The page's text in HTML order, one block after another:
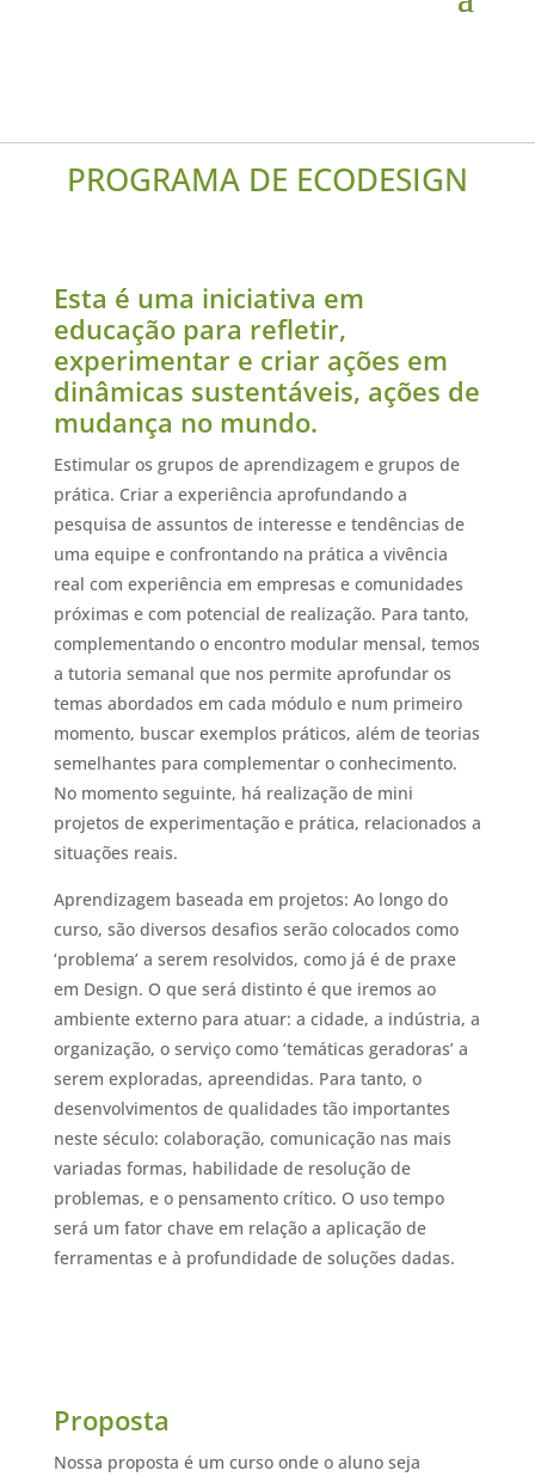
PROGRAMA DE ECODESIGN
Esta é uma iniciativa em
educação para refletir,
experimentar e criar ações em
dinâmicas sustentáveis, ações de
mudança no mundo.
Estimular os grupos de aprendizagem e grupos de
prática. Criar a experiência aprofundando a
pesquisa de assuntos de interesse e tendências de
uma equipe e confrontando na prática a vivência
real com experiência em empresas e comunidades
próximas e com potencial de realização. Para tanto,
complementando o encontro modular mensal, temos
a tutoria semanal que nos permite aprofundar os
temas abordados em cada módulo e num primeiro
momento, buscar exemplos práticos, além de teorias
semelhantes para complementar o conhecimento.
No momento seguinte, há realização de mini
projetos de experimentação e prática, relacionados a
situações reais.
Aprendizagem baseada em projetos: Ao longo do
curso, são diversos desafios serão colocados como
‘problema’ a serem resolvidos, como já é de praxe
em Design. O que será distinto é que iremos ao
ambiente externo para atuar: a cidade, a indústria, a
organização, o serviço como ‘temáticas geradoras’ a
serem exploradas, apreendidas. Para tanto, o
desenvolvimentos de qualidades tão importantes
neste século: colaboração, comunicação nas mais
variadas formas, habilidade de resolução de
problemas, e o pensamento crítico. O uso tempo
será um fator chave em relação a aplicação de
ferramentas e à profundidade de soluções dadas.
Proposta
Nossa proposta é um curso onde o aluno seja